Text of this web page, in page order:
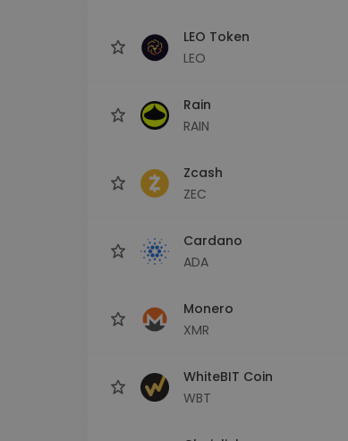
LEO Token
LEO
Rain
RAIN
Zcash
ZEC
Cardano
ADA
Monero
XMR
WhiteBIT Coin
WBT